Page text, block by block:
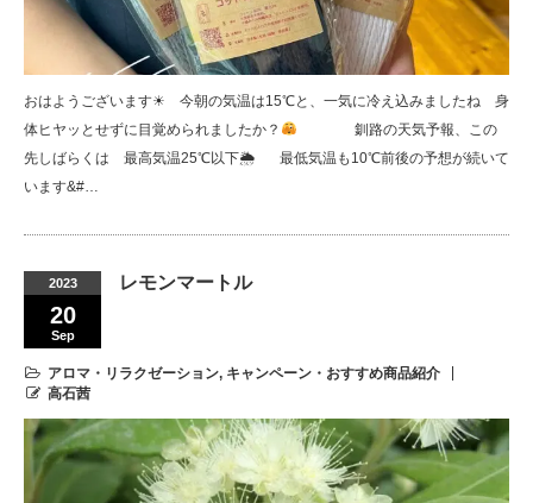
おはようございます☀︎︎⠀ 今朝の気温は15℃と、一気に冷え込みましたね⠀ 身
体ヒヤッとせずに目覚められましたか？
⠀ ⠀ ⠀ ⠀ 釧路の天気予報、この
先しばらくは⠀ 最高気温25℃以下🌦⠀⠀ 最低気温も10℃前後の予想が続いて
います&#…
2023
20
Sep
レモンマートル
アロマ・リラクゼーション, キャンペーン・おすすめ商品紹介
高石茜